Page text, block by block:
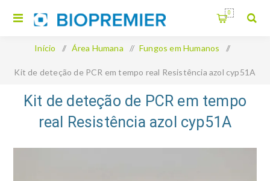
0
Início / Área Humana / Fungos em Humanos /
Kit de deteção de PCR em tempo real Resistência azol cyp51A
Kit de deteção de PCR em tempo
real Resistência azol cyp51A